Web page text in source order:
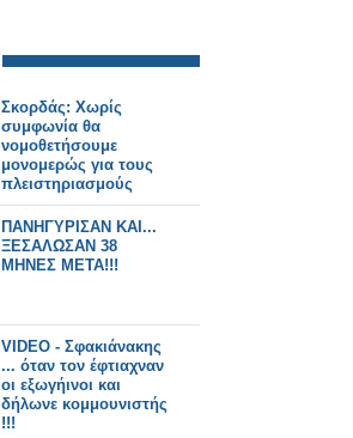
Σκορδάς: Χωρίς
συμφωνία θα
νομοθετήσουμε
μονομερώς για τους
πλειστηριασμούς
ΠΑΝΗΓΥΡΙΣΑΝ ΚΑΙ...
ΞΕΣΑΛΩΣΑΝ 38
ΜΗΝΕΣ ΜΕΤΑ!!!
VIDEO - Σφακιάνακης
... όταν τον έφτιαχναν
οι εξωγήινοι και
δήλωνε κομμουνιστής
!!!